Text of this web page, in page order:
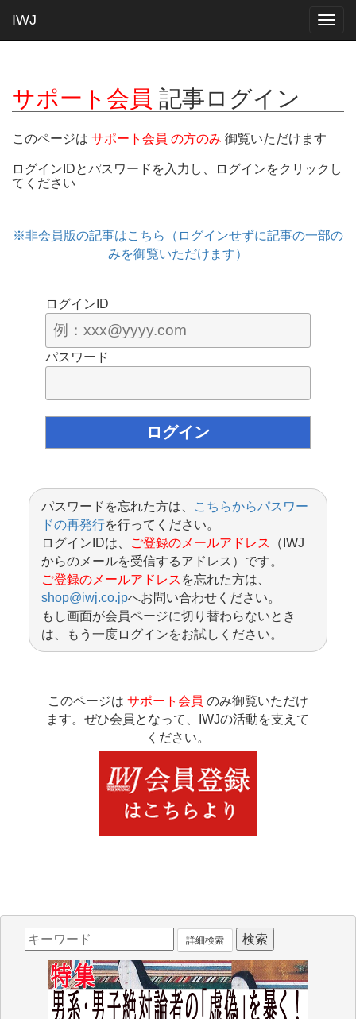
IWJ
サポート会員 記事ログイン
このページは サポート会員 の方のみ 御覧いただけます
ログインIDとパスワードを入力し、ログインをクリックし
てください
※非会員版の記事はこちら（ログインせずに記事の一部の
みを御覧いただけます）
ログインID
パスワード
パスワードを忘れた方は、
こちらからパスワー
ドの再発行を行ってください。
ログインIDは、
ご登録のメールアドレス
（IWJ
からのメールを受信するアドレス）です。
ご登録のメールアドレス を忘れた方は、
shop@iwj.co.jpへお問い合わせください。
もし画面が会員ページに切り替わらないとき
は、もう一度ログインをお試しください。
このページは サポート会員 のみ御覧いただけ
ます。ぜひ会員となって、IWJの活動を支えて
ください。
詳細検索